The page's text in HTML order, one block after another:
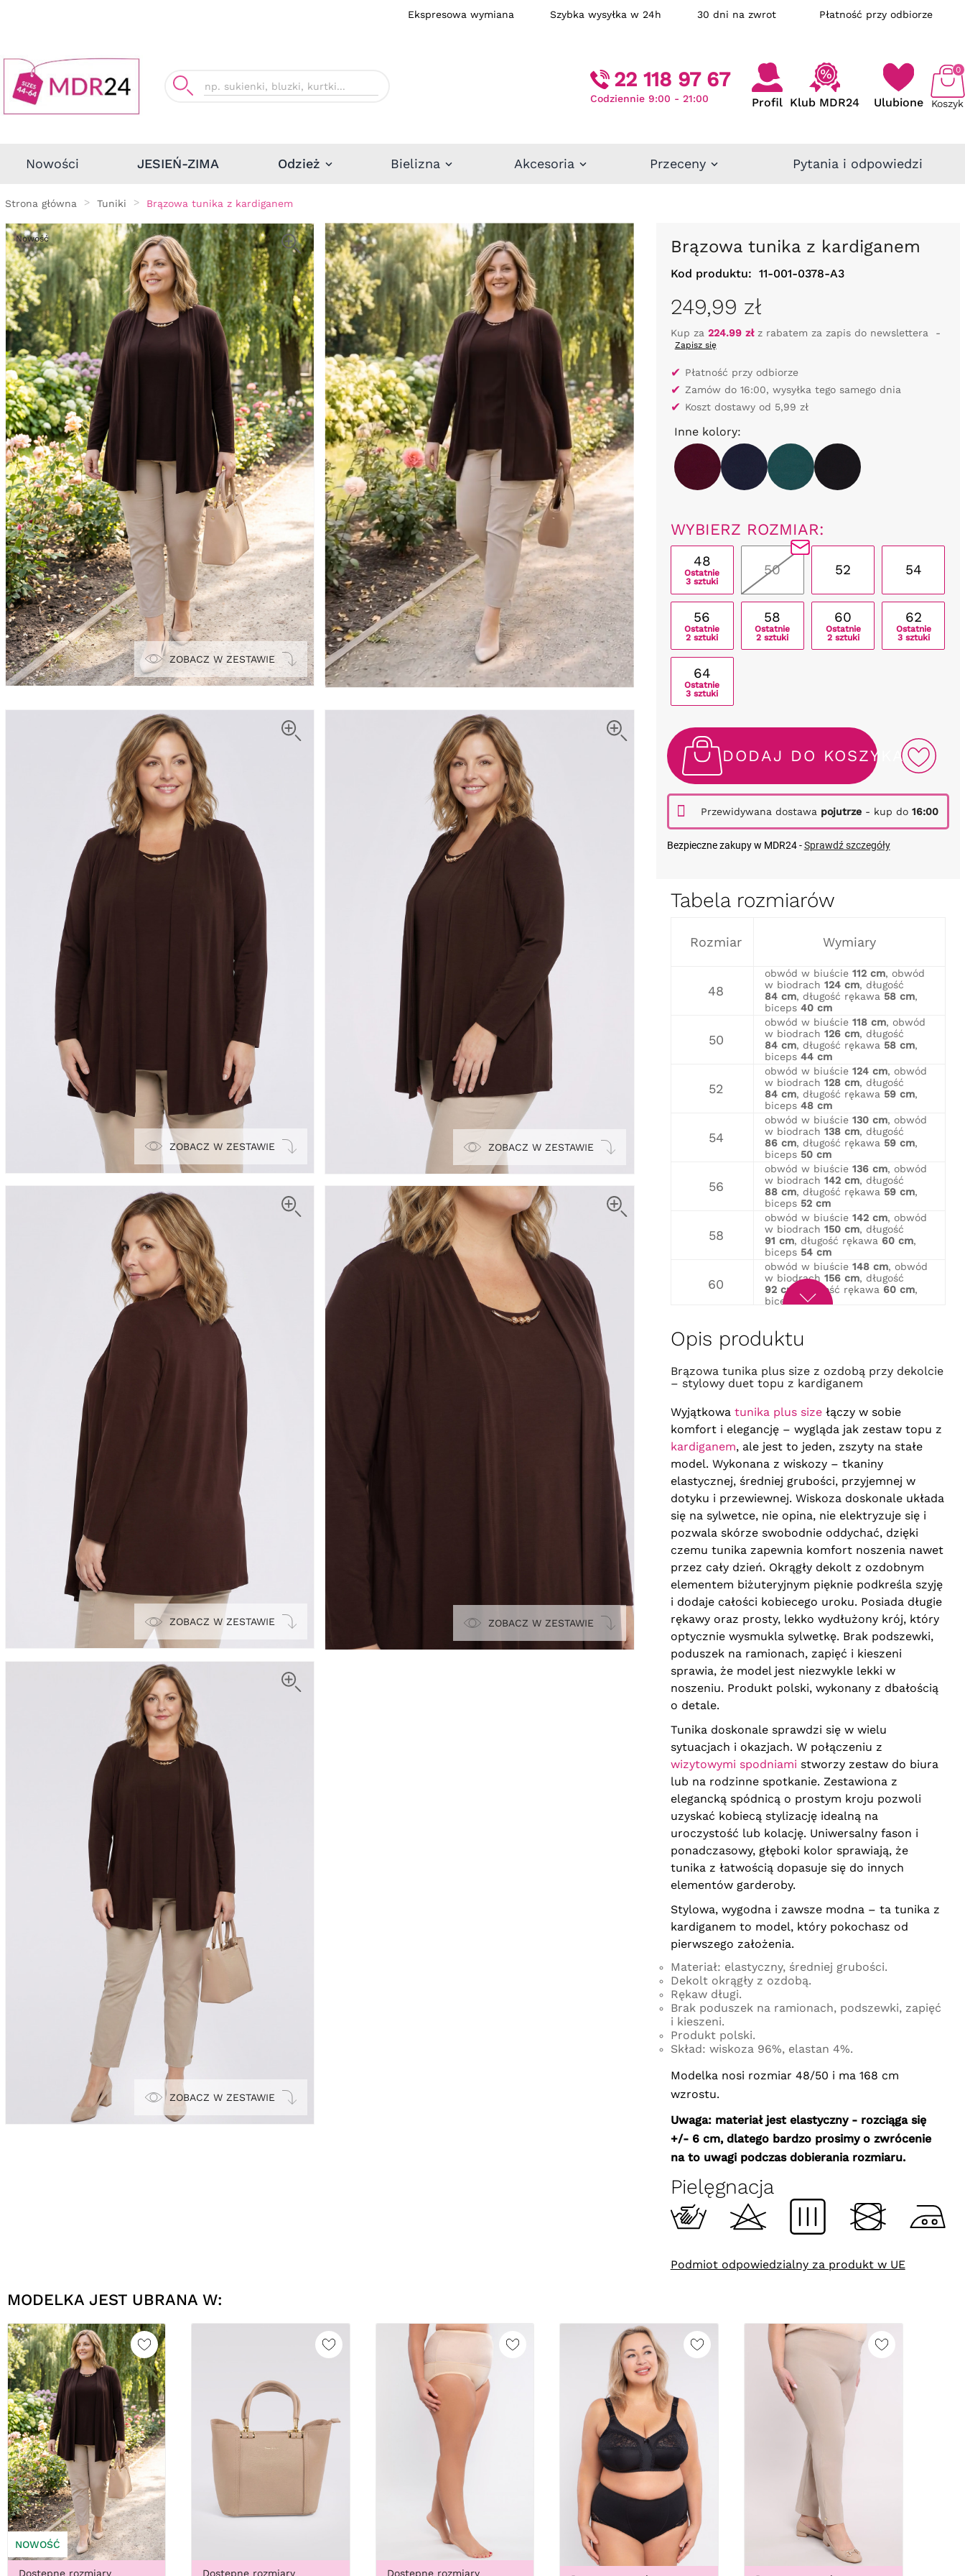
Ekspresowa wymiana Szybka wysyłka w 24h 30 dni na zwrot Płatność przy odbiorze
22 118 97 67
Codziennie 9:00 - 21:00 Profil Klub MDR24 Ulubione Koszyk
0
Nowości JESIEŃ-ZIMA Odzież Bielizna Akcesoria Przeceny Pytania i odpowiedzi
Strona główna Tuniki Brązowa tunika z kardiganem
Nowość
ZOBACZ W ZESTAWIE
ZOBACZ W ZESTAWIE ZOBACZ W ZESTAWIE
ZOBACZ W ZESTAWIE ZOBACZ W ZESTAWIE
ZOBACZ W ZESTAWIE
Brązowa tunika z kardiganem
Kod produktu: 11-001-0378-A3
249,99 zł
Kup za 224.99 złz rabatem za zapis do newslettera -
Zapisz się
✔ Płatność przy odbiorze
✔ Zamów do 16:00, wysyłka tego samego dnia
✔ Koszt dostawy od 5,99 zł
Inne kolory:
WYBIERZ ROZMIAR:
48
Ostatnie
3 sztuki
50 52 54
56
Ostatnie
2 sztuki
58
Ostatnie
2 sztuki
60
Ostatnie
2 sztuki
62
Ostatnie
3 sztuki
64
Ostatnie
3 sztuki
DODAJ DO KOSZYKA
Przewidywana dostawa pojutrze- kup do 16:00
Bezpieczne zakupy w MDR24 -Sprawdź szczegóły
Tabela rozmiarów
Rozmiar Wymiary
48
obwód w biuście 112 cm, obwód
w biodrach 124 cm, długość
84 cm, długość rękawa 58 cm,
biceps 40 cm
50
obwód w biuście 118 cm, obwód
w biodrach 126 cm, długość
84 cm, długość rękawa 58 cm,
biceps 44 cm
52
obwód w biuście 124 cm, obwód
w biodrach 128 cm, długość
84 cm, długość rękawa 59 cm,
biceps 48 cm
54
obwód w biuście 130 cm, obwód
w biodrach 138 cm, długość
86 cm, długość rękawa 59 cm,
biceps 50 cm
56
obwód w biuście 136 cm, obwód
w biodrach 142 cm, długość
88 cm, długość rękawa 59 cm,
biceps 52 cm
58
obwód w biuście 142 cm, obwód
w biodrach 150 cm, długość
91 cm, długość rękawa 60 cm,
biceps 54 cm
60
obwód w biuście 148 cm, obwód
w biodrach 156 cm, długość
92 cm
, długość rękawa 60 cm,
biceps
56 cm
62
93 cm, długość rękawa
biceps
64
obwód w biuście 156 cm
, obwód
w biodrach 166 cm, długość
93 cm , długość rękawa
Opis produktu
Brązowa tunika plus size z ozdobą przy dekolcie
– stylowy duet topu z kardiganem
Wyjątkowa tunika plus sizełączy w sobie
komfort i elegancję – wygląda jak zestaw topu z
kardiganem, ale jest to jeden, zszyty na stałe
model. Wykonana z wiskozy – tkaniny
elastycznej, średniej grubości, przyjemnej w
dotyku i przewiewnej. Wiskoza doskonale układa
się na sylwetce, nie opina, nie elektryzuje się i
pozwala skórze swobodnie oddychać, dzięki
czemu tunika zapewnia komfort noszenia nawet
przez cały dzień. Okrągły dekolt z ozdobnym
elementem biżuteryjnym pięknie podkreśla szyję
i dodaje całości kobiecego uroku. Posiada długie
rękawy oraz prosty, lekko wydłużony krój, który
optycznie wysmukla sylwetkę. Brak podszewki,
poduszek na ramionach, zapięć i kieszeni
sprawia, że model jest niezwykle lekki w
noszeniu. Produkt polski, wykonany z dbałością
o detale.
Tunika doskonale sprawdzi się w wielu
sytuacjach i okazjach. W połączeniu z
wizytowymi spodniami stworzy zestaw do biura
lub na rodzinne spotkanie. Zestawiona z
elegancką spódnicą o prostym kroju pozwoli
uzyskać kobiecą stylizację idealną na
uroczystość lub kolację. Uniwersalny fason i
ponadczasowy, głęboki kolor sprawiają, że
tunika z łatwością dopasuje się do innych
elementów garderoby.
Stylowa, wygodna i zawsze modna – ta tunika z
kardiganem to model, który pokochasz od
pierwszego założenia.
Materiał: elastyczny, średniej grubości.
Dekolt okrągły z ozdobą.
Rękaw długi.
Brak poduszek na ramionach, podszewki, zapięć
i kieszeni.
Produkt polski.
Skład: wiskoza 96%, elastan 4%.
Modelka nosi rozmiar 48/50 i ma 168 cm
wzrostu.
Uwaga: materiał jest elastyczny - rozciąga się
+/- 6 cm, dlatego bardzo prosimy o zwrócenie
na to uwagi podczas dobierania rozmiaru.
Pielęgnacja
Podmiot odpowiedzialny za produkt w UE
MODELKA JEST UBRANA W:
NOWOŚĆ
Dostępne rozmiary Dostępne rozmiary Dostępne rozmiary